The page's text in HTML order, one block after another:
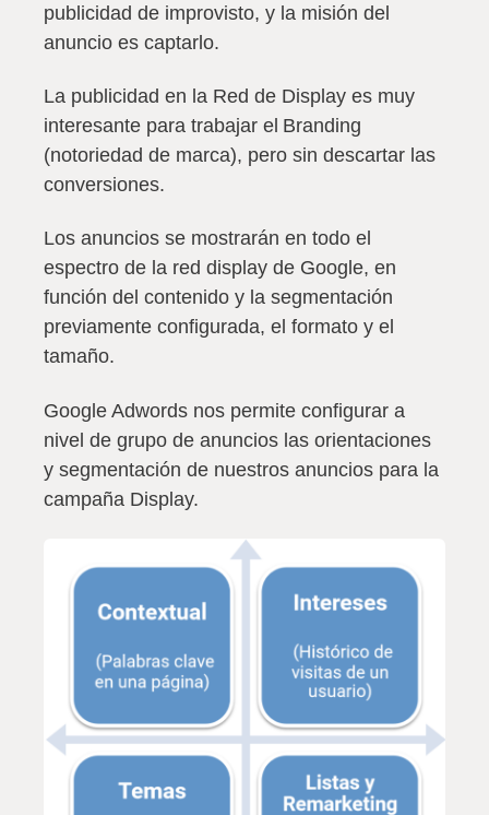
publicidad de improvisto, y la misión del
anuncio es captarlo.
La publicidad en la Red de Display es muy
interesante para trabajar el Branding
(notoriedad de marca), pero sin descartar las
conversiones.
Los anuncios se mostrarán en todo el
espectro de la red display de Google, en
función del contenido y la segmentación
previamente configurada, el formato y el
tamaño.
Google Adwords nos permite configurar a
nivel de grupo de anuncios las orientaciones
y segmentación de nuestros anuncios para la
campaña Display.